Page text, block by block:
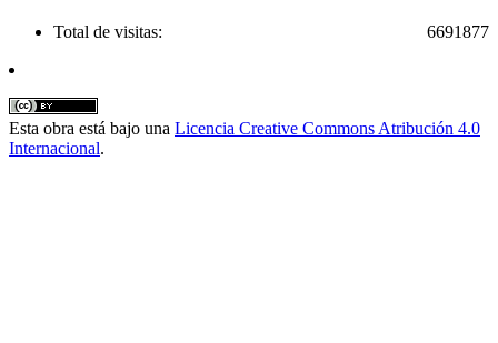
6691877
Total de visitas:
Esta obra está bajo una Licencia Creative Commons Atribución 4.0
Internacional.